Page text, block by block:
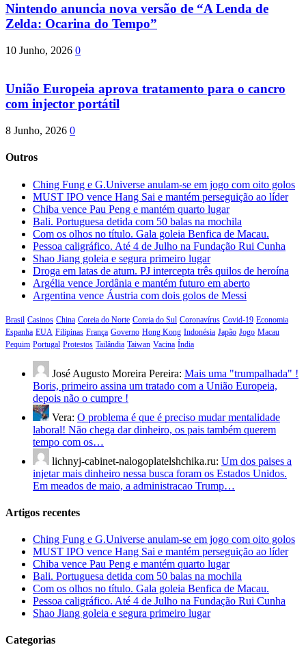
Nintendo anuncia nova versão de “A Lenda de
Zelda: Ocarina do Tempo”
10 Junho, 2026 0
União Europeia aprova tratamento para o cancro
com injector portátil
8 Junho, 2026 0
Outros
Ching Fung e G.Universe anulam-se em jogo com oito golos
MUST IPO vence Hang Sai e mantém perseguição ao líder
Chiba vence Pau Peng e mantém quarto lugar
Bali. Portuguesa detida com 50 balas na mochila
Com os olhos no título. Gala goleia Benfica de Macau.
Pessoa caligráfico. Até 4 de Julho na Fundação Rui Cunha
Shao Jiang goleia e segura primeiro lugar
Droga em latas de atum. PJ intercepta três quilos de heroína
Argélia vence Jordânia e mantém futuro em aberto
Argentina vence Áustria com dois golos de Messi
Brasil Casinos China Coreia do Norte Coreia do Sul Coronavírus Covid-19 Economia
Espanha EUA Filipinas França Governo Hong Kong Indonésia Japão Jogo Macau
Pequim Portugal Protestos Tailândia Taiwan Vacina Índia
José Augusto Moreira Pereira: Mais uma "trumpalhada" !
Boris, primeiro assina um tratado com a União Europeia,
depois não o cumpre !
Vera: O problema é que é preciso mudar mentalidade
laboral! Não chega dar dinheiro, os pais também querem
tempo com os…
lichnyj-cabinet-nalogoplatelshchika.ru: Um dos paises a
injetar mais dinheiro nessa busca foram os Estados Unidos.
Em meados de maio, a administracao Trump…
Artigos recentes
Ching Fung e G.Universe anulam-se em jogo com oito golos
MUST IPO vence Hang Sai e mantém perseguição ao líder
Chiba vence Pau Peng e mantém quarto lugar
Bali. Portuguesa detida com 50 balas na mochila
Com os olhos no título. Gala goleia Benfica de Macau.
Pessoa caligráfico. Até 4 de Julho na Fundação Rui Cunha
Shao Jiang goleia e segura primeiro lugar
Categorias